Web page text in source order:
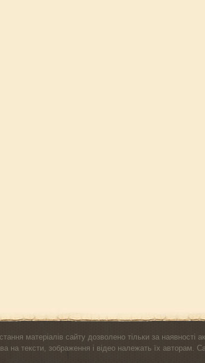
матеріалів сайту дозволено тільки за наявності
на тексти, зображення і відео належать їх авторам.